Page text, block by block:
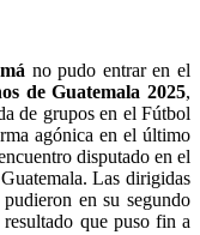
no pudo entrar en el
de Guatemala 2025,
de grupos en el Fútbol
agónica en el último
disputado en el
Las dirigidas
en su segundo
que puso fin a